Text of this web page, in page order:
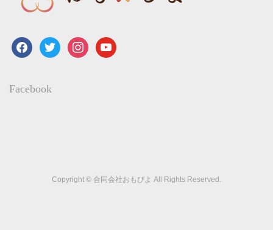
facebooktwitter instagramyoutube
Facebook
Copyright © 合同会社おもびよ All Rights Reserved.